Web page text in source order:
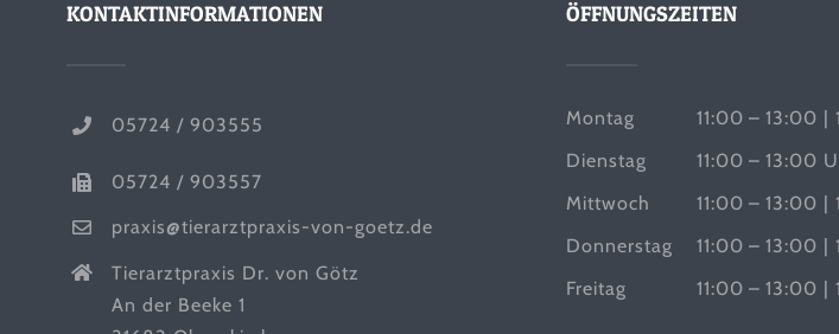
KONTAKTINFORMATIONEN
05724 / 903555
05724 / 903557
praxis@tierarztpraxis-von-goetz.de
Tierarztpraxis Dr. von Götz
An der Beeke 1
ÖFFNUNGSZEITEN
Montag
11:00 – 13:00
Dienstag
11:00 – 13:00
Mittwoch
11:00 – 13:00
Donnerstag
11:00 – 13:00
Freitag
11:00 – 13:00